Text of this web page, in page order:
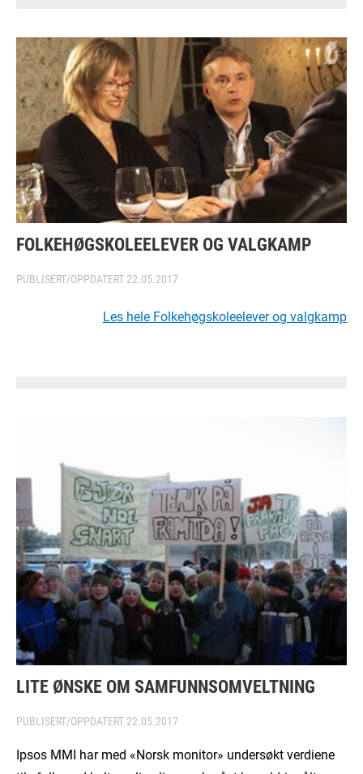
FOLKEHØGSKOLEELEVER OG VALGKAMP
PUBLISERT/OPPDATERT 22.05.2017
Les hele Folkehøgskoleelever og valgkamp
LITE ØNSKE OM SAMFUNNSOMVELTNING
PUBLISERT/OPPDATERT 22.05.2017
Ipsos MMI har med «Norsk monitor» undersøkt verdiene